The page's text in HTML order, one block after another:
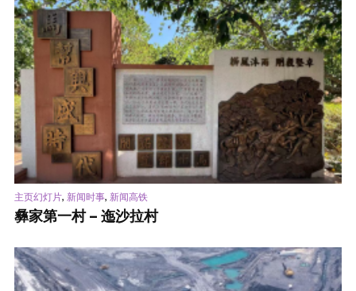
主页幻灯片, 新闻时事, 新闻高铁
彝家第一村 – 迤沙拉村